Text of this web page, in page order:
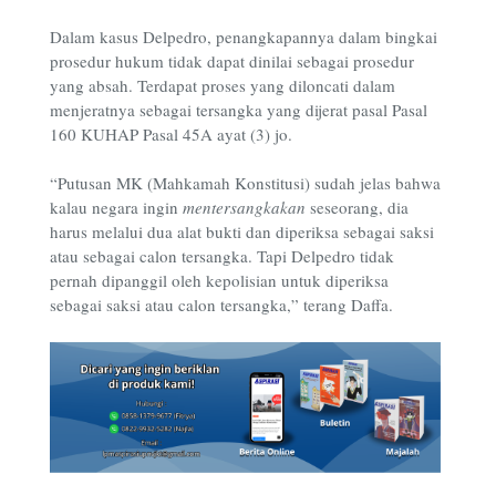
Dalam kasus Delpedro, penangkapannya dalam bingkai
prosedur hukum tidak dapat dinilai sebagai prosedur
yang absah. Terdapat proses yang diloncati dalam
menjeratnya sebagai tersangka yang dijerat pasal Pasal
160 KUHAP Pasal 45A ayat (3) jo.
“Putusan MK (Mahkamah Konstitusi) sudah jelas bahwa
kalau negara ingin mentersangkakan seseorang, dia
harus melalui dua alat bukti dan diperiksa sebagai saksi
atau sebagai calon tersangka. Tapi Delpedro tidak
pernah dipanggil oleh kepolisian untuk diperiksa
sebagai saksi atau calon tersangka,” terang Daffa.